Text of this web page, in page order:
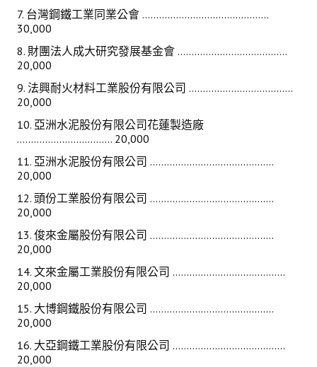
7. 台灣鋼鐵工業同業公會 .............................................
30,000
8. 財團法人成大研究發展基金會 .......................................
20,000
9. 法興耐火材料工業股份有限公司 .....................................
20,000
10. 亞洲水泥股份有限公司花蓮製造廠
.................................. 20,000
11. 亞洲水泥股份有限公司 ............................................
20,000
12. 頭份工業股份有限公司 ............................................
20,000
13. 俊來金屬股份有限公司 ............................................
20,000
14. 文來金屬工業股份有限公司 ........................................
20,000
15. 大博鋼鐵股份有限公司 ............................................
20,000
16. 大亞鋼鐵工業股份有限公司 ........................................
20,000